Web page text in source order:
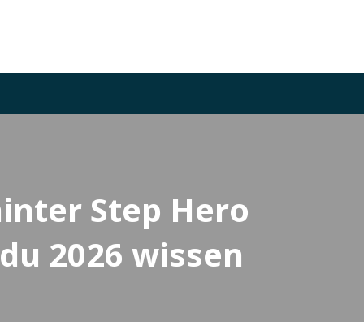
Step Hero
2026 wissen